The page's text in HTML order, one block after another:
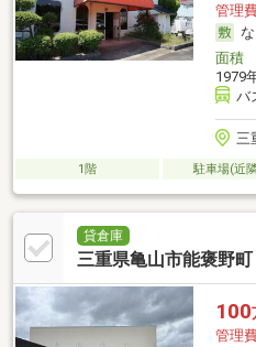
管理
面積
1979
バ
三
1階 駐車場(近
貸倉庫
三重県亀山市能褒野町
100
管理